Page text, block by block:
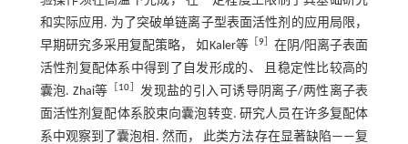
和实际应用. 为了突破单链离子型表面活性剂的应用局限，
早期研究多采用复配策略， 如Kaler等［ 9］ 在阴/阳离子表面
活性剂复配体系中得到了自发形成的、 且稳定性比较高的
囊泡. Zhai等
10
发现盐的引入可诱导阴离子/两性离子表
面活性剂复配体系胶束向囊泡转变. 研究人员在许多复配体
系中观察到了囊泡相. 然而， 此类方法存在显著缺陷——复